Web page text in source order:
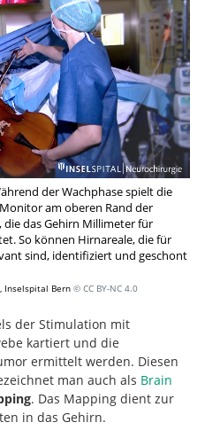
der Wachphase spielt die
am oberen Rand der
die das Gehirn Millimeter für
So können Hirnareale, die für
sind, identifiziert und geschont
Inselspital Bern © CC BY-NC 4.0
der Stimulation mit
kartiert und die
ermittelt werden. Diesen
man auch als Brain
. Das Mapping dient zur
in das Gehirn.